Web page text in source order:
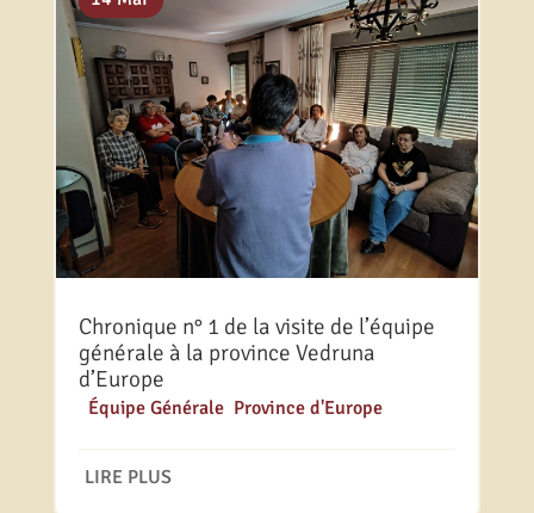
Chronique n° 1 de la visite de l’équipe
générale à la province Vedruna
d’Europe
Équipe Générale, Province d'Europe
LIRE PLUS